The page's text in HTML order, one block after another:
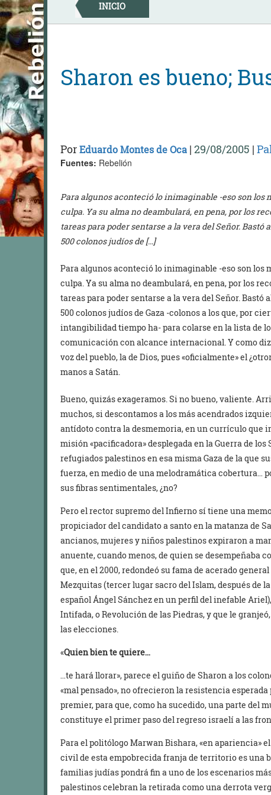
Skip
to
content
INICIO
Sharon es bueno;
PorEduardo Montes de Oca | 29/08/2005 |
Fuentes: Rebelión
Para algunos aconteció lo inimaginable -eso son los
culpa. Ya su alma no deambulará, en pena, por los
tareas para poder sentarse a la vera del Señor.
500 colonos judíos de […]
Para algunos aconteció lo inimaginable -eso son los
culpa. Ya su alma no deambulará, en pena, por los
tareas para poder sentarse a la vera del Señor.
500 colonos judíos de Gaza -colonos a los que, por
intangibilidad tiempo ha- para colarse en la lista de
comunicación con alcance internacional. Y como
voz del pueblo, la de Dios, pues «oficialmente» el
manos a Satán.
Bueno, quizás exageramos. Si no bueno, valiente.
muchos, si descontamos a los más acendrados
antídoto contra la desmemoria, en un currículo que
misión «pacificadora» desplegada en la Guerra de los
refugiados palestinos en esa misma Gaza de la que
fuerza, en medio de una melodramática cobertura…
sus fibras sentimentales, ¿no?
Pero el rector supremo del Infierno sí tiene una
propiciador del candidato a santo en la matanza de
ancianos, mujeres y niños palestinos expiraron a
anuente, cuando menos, de quien se desempeñaba
que, en el 2000, redondeó su fama de acerado
Mezquitas (tercer lugar sacro del Islam, después de
español Ángel Sánchez en un perfil del inefable
Intifada, o Revolución de las Piedras, y que le
las elecciones.
«Quien bien te quiere…
…te hará llorar», parece el guiño de Sharon a los
«mal pensado», no ofrecieron la resistencia
premier, para que, como ha sucedido, una parte del
constituye el primer paso del regreso israelí a las
Para el politólogo Marwan Bishara, «en apariencia»
civil de esta empobrecida franja de territorio es una
familias judías pondrá fin a uno de los escenarios
palestinos celebran la retirada como una derrota